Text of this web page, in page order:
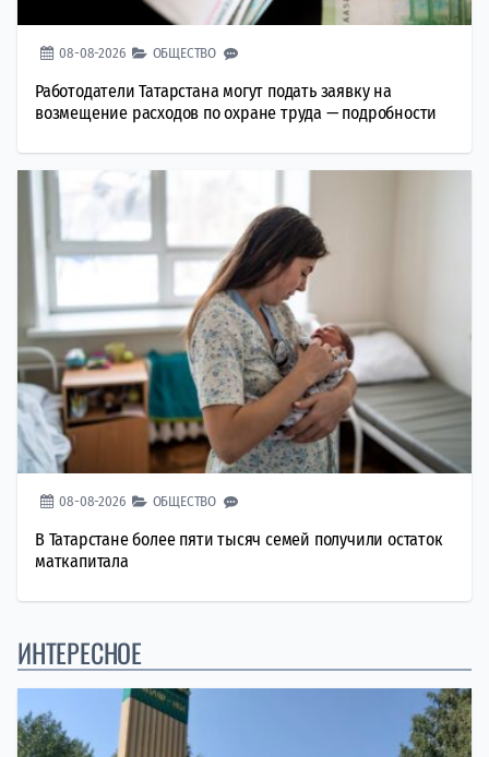
08-08-2026 ОБЩЕСТВО
Работодатели Татарстана могут подать заявку на
возмещение расходов по охране труда — подробности
08-08-2026 ОБЩЕСТВО
В Татарстане более пяти тысяч семей получили остаток
маткапитала
ИНТЕРЕСНОЕ